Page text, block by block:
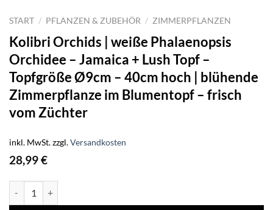
START / PFLANZEN & ZUBEHÖR / ZIMMERPFLANZEN
Kolibri Orchids | weiße Phalaenopsis
Orchidee – Jamaica + Lush Topf –
Topfgröße Ø9cm – 40cm hoch | blühende
Zimmerpflanze im Blumentopf – frisch
vom Züchter
inkl. MwSt.zzgl.Versandkosten
28,99€